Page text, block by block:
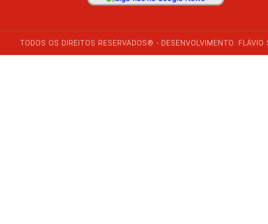
TODOS OS DIREITOS RESERVADOS® - DESENVOLVIMENTO: FLÁVIO